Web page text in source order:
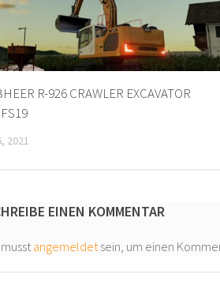
R-926 CRAWLER EXCAVATOR
2021
EINEN KOMMENTAR
angemeldetsein, um einen